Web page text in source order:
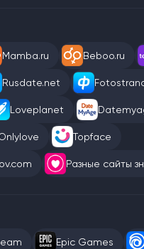
Mamba.ru Beboo.ru
Rusdate.net
Loveplanet
Topface
Разные сайты
Epic Games